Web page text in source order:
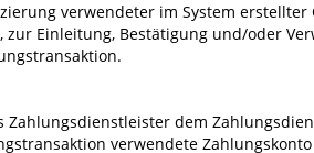
verwendeter im System erstellter
Einleitung, Bestätigung und/oder
Zahlungsdienstleister dem
verwendete